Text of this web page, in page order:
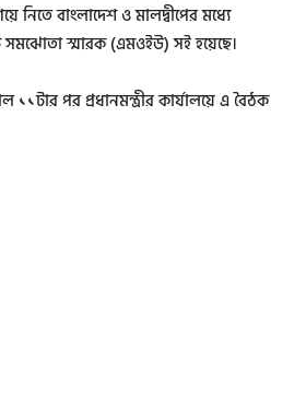
নিতে বাংলাদেশ ও মালদ্বীপের মধ্যে
সমঝোতা স্মারক (এমওইউ) সই হয়েছে।
১১টার পর প্রধানমন্ত্রীর কার্যালয়ে এ বৈঠক